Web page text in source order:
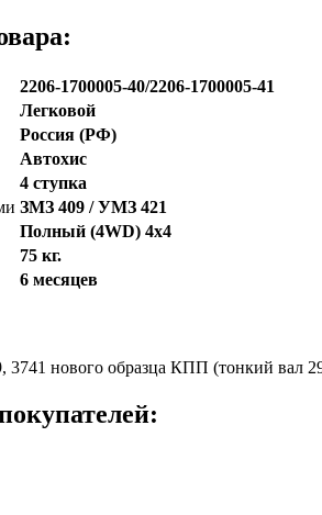
2206-1700005-40/2206-1700005-41
Легковой
Россия (РФ)
Автохис
4 ступка
ЗМЗ 409 / УМЗ 421
Полный (4WD) 4х4
75 кг.
6 месяцев
3741 нового образца КПП (тонкий вал